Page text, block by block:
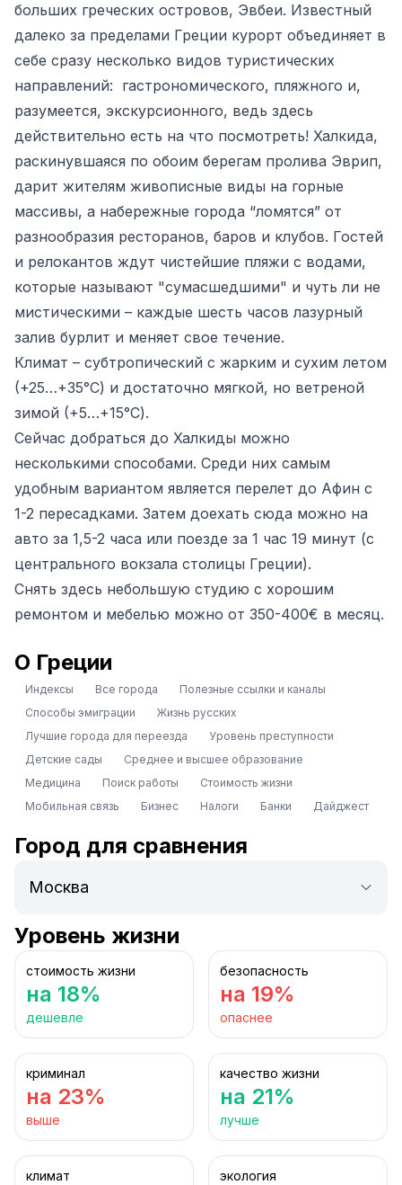
больших греческих островов, Эвбеи. Известный
далеко за пределами Греции курорт объединяет в
себе сразу несколько видов туристических
направлений: гастрономического, пляжного и,
разумеется, экскурсионного, ведь здесь
действительно есть на что посмотреть! Халкида,
раскинувшаяся по обоим берегам пролива Эврип,
дарит жителям живописные виды на горные
массивы, а набережные города “ломятся” от
разнообразия ресторанов, баров и клубов. Гостей
и релокантов ждут чистейшие пляжи с водами,
которые называют "сумасшедшими" и чуть ли не
мистическими – каждые шесть часов лазурный
залив бурлит и меняет свое течение.
Климат – субтропический с жарким и сухим летом
(+25…+35°C) и достаточно мягкой, но ветреной
зимой (+5…+15°C).
Сейчас добраться до Халкиды можно
несколькими способами. Среди них самым
удобным вариантом является перелет до Афин с
1-2 пересадками. Затем доехать сюда можно на
авто за 1,5-2 часа или поезде за 1 час 19 минут (с
центрального вокзала столицы Греции).
Снять здесь небольшую студию с хорошим
ремонтом и мебелью можно от 350-400€ в месяц.
О Греции
Индексы Все города
Полезные ссылки и каналы
Способы эмиграции
Жизнь русских
Лучшие города для переезда
Уровень преступности
Детские сады
Среднее и высшее образование
Медицина
Поиск работы
Стоимость жизни
Мобильная связь
Бизнес Налоги Банки Дайджест
Город для сравнения
Уровень жизни
стоимость жизни
на 18%
дешевле
безопасность
на 19%
опаснее
криминал
на 23%
выше
качество жизни
на 21%
лучше
климат экология